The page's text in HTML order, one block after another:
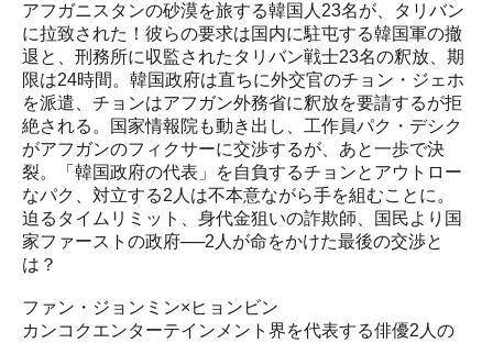
アフガニスタンの砂漠を旅する韓国人23名が、タリバン
に拉致された！彼らの要求は国内に駐屯する韓国軍の撤
退と、刑務所に収監されたタリバン戦士23名の釈放、期
限は24時間。韓国政府は直ちに外交官のチョン・ジェホ
を派遣、チョンはアフガン外務省に釈放を要請するが拒
絶される。国家情報院も動き出し、工作員パク・デシク
がアフガンのフィクサーに交渉するが、あと一歩で決
裂。「韓国政府の代表」を自負するチョンとアウトロー
なパク、対立する2人は不本意ながら手を組むことに。
迫るタイムリミット、身代金狙いの詐欺師、国民より国
家ファーストの政府──2人が命をかけた最後の交渉と
は？
ファン・ジョンミン×ヒョンビン
カンコクエンターテインメント界を代表する俳優2人の